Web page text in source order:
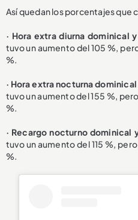
Así quedan los porcentajes que
· Hora extra diurna dominical
tuvo un aumento del 105 %,
%.
· Hora extra nocturna
tuvo un aumento del 155 %,
%.
· Recargo nocturno dominical
tuvo un aumento del 115 %,
%.